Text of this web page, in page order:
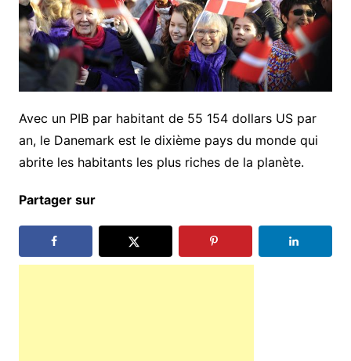
Avec un PIB par habitant de 55 154 dollars US par
an, le Danemark est le dixième pays du monde qui
abrite les habitants les plus riches de la planète.
Partager sur